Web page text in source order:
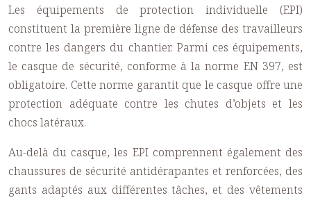
Les équipements de protection individuelle (EPI)
constituent la première ligne de défense des travailleurs
contre les dangers du chantier. Parmi ces équipements,
le casque de sécurité, conforme à la norme EN 397, est
obligatoire. Cette norme garantit que le casque offre une
protection adéquate contre les chutes d’objets et les
chocs latéraux.
Au-delà du casque, les EPI comprennent également des
chaussures de sécurité antidérapantes et renforcées, des
gants adaptés aux différentes tâches, et des vêtements